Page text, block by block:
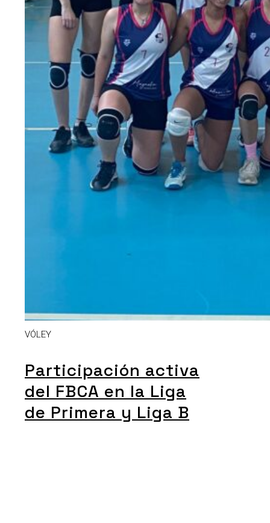
VÓLEY
Participación activa
del FBCA en la Liga
de Primera y Liga B